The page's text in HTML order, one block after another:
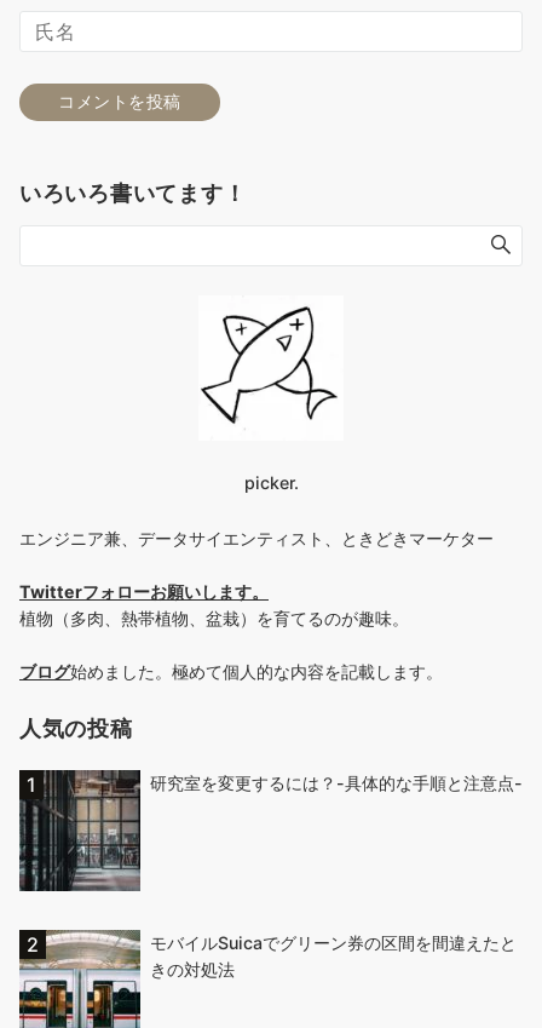
いろいろ書いてます！
picker.
エンジニア兼、データサイエンティスト、ときどきマーケター
Twitterフォローお願いします。
植物（多肉、熱帯植物、盆栽）を育てるのが趣味。
ブログ始めました。極めて個人的な内容を記載します。
人気の投稿
研究室を変更するには？-具体的な手順と注意点-
モバイルSuicaでグリーン券の区間を間違えたと
きの対処法